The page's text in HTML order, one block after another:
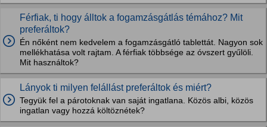
Férfiak, ti hogy álltok a fogamzásgátlás témához? Mit
preferáltok?
Én nőként nem kedvelem a fogamzásgátló tablettát. Nagyon sok
mellékhatása volt rajtam. A férfiak többsége az óvszert gyűlöli.
Mit használtok?
Lányok ti milyen felállást preferáltok és miért?
Tegyük fel a párotoknak van saját ingatlana. Közös albi, közös
ingatlan vagy hozzá költöznétek?